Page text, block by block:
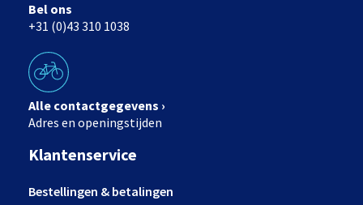
Bel ons
+31 (0)43 310 1038
Alle contactgegevens ›
Adres en openingstijden
Klantenservice
Bestellingen & betalingen